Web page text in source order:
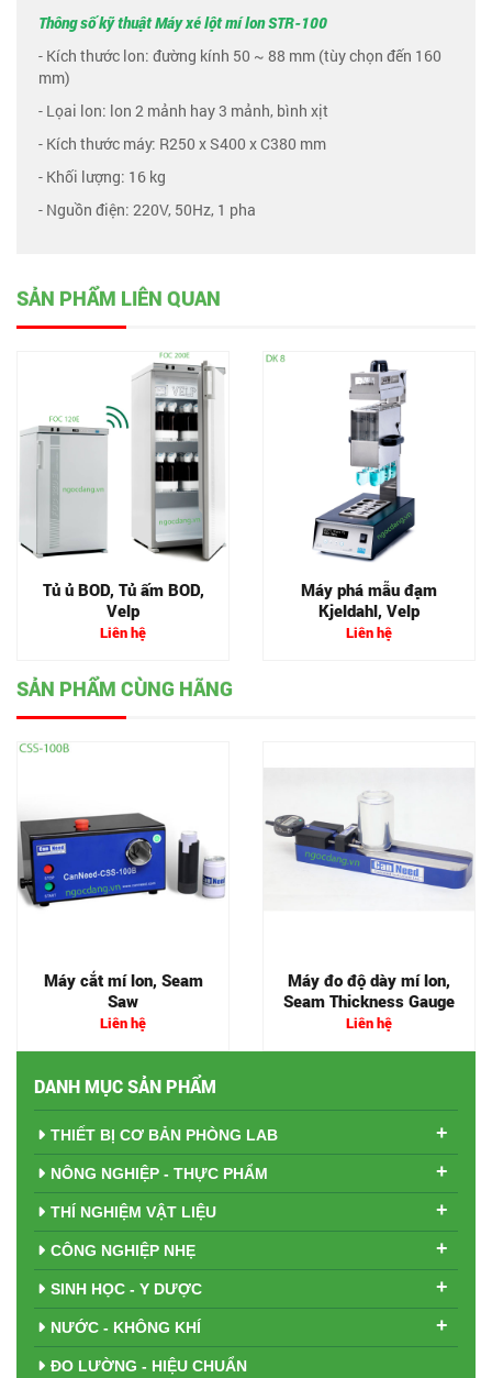
Thông số kỹ thuật Máy xé lột mí lon STR-100
- Kích thước lon: đường kính 50 ~ 88 mm (tùy chọn đến 160
mm)
- Lọai lon: lon 2 mảnh hay 3 mảnh, bình xịt
- Kích thước máy: R250 x S400 x C380 mm
- Khối lượng: 16 kg
- Nguồn điện: 220V, 50Hz, 1 pha
SẢN PHẨM LIÊN QUAN
Tủ ủ BOD, Tủ ấm BOD,
Velp
Liên hệ
Máy phá mẫu đạm
Kjeldahl, Velp
Liên hệ
SẢN PHẨM CÙNG HÃNG
Máy cắt mí lon, Seam
Saw
Liên hệ
Máy đo độ dày mí lon,
Seam Thickness Gauge
Liên hệ
DANH MỤC SẢN PHẨM
THIẾT BỊ CƠ BẢN PHÒNG LAB +
NÔNG NGHIỆP - THỰC PHẨM +
THÍ NGHIỆM VẬT LIỆU +
CÔNG NGHIỆP NHẸ +
SINH HỌC - Y DƯỢC +
NƯỚC - KHÔNG KHÍ +
ĐO LƯỜNG - HIỆU CHUẨN